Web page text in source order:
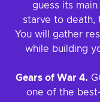
guess its
starve to death,
You will gather
while building
Gears of War 4.
one of the